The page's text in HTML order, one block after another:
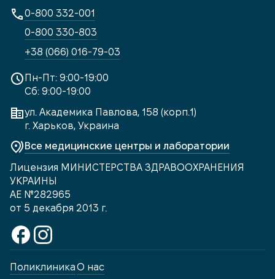
Пн-Пт: 9:00-19:00
Сб: 9:00-19:00
ул. Академика Павлова, 158 (корп.1)
г. Харьков, Украина
Все медицинские центры и лаборатории
Лицензия МИНИСТЕРСТВА ЗДРАВООХРАНЕНИЯ
УКРАИНЫ
АЕ №282965
от 5 декабря 2013 г.
0-800 332-001
0-800 330-803
+38 (066) 016-79-03
ПоликлиникаО нас